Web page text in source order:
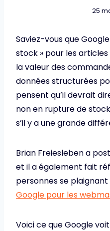
25
Saviez-vous que
stock » pour les
la valeur des
données structurées
pensent qu’il devrait
non en rupture de
s’il y a une grande
Brian Freiesleben a
et il a également fait
personnes se
Google pour les
Voici ce que Google